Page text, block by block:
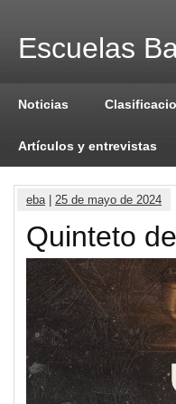
Escuelas
Noticias
Artículos y entrevistas
eba| 25 de mayo de 2024
Quinteto